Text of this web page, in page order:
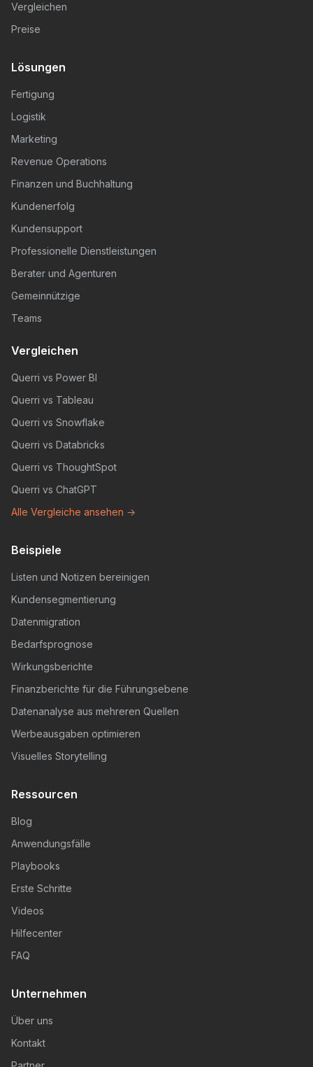
Vergleichen
Preise
Lösungen
Fertigung
Logistik
Marketing
Revenue Operations
Finanzen und Buchhaltung
Kundenerfolg
Kundensupport
Professionelle Dienstleistungen
Berater und Agenturen
Gemeinnützige
Teams
Vergleichen
Querri vs Power BI
Querri vs Tableau
Querri vs Snowflake
Querri vs Databricks
Querri vs ThoughtSpot
Querri vs ChatGPT
Alle Vergleiche ansehen →
Beispiele
Listen und Notizen bereinigen
Kundensegmentierung
Datenmigration
Bedarfsprognose
Wirkungsberichte
Finanzberichte für die Führungsebene
Datenanalyse aus mehreren Quellen
Werbeausgaben optimieren
Visuelles Storytelling
Ressourcen
Blog
Anwendungsfälle
Playbooks
Erste Schritte
Videos
Hilfecenter
FAQ
Unternehmen
Über uns
Kontakt